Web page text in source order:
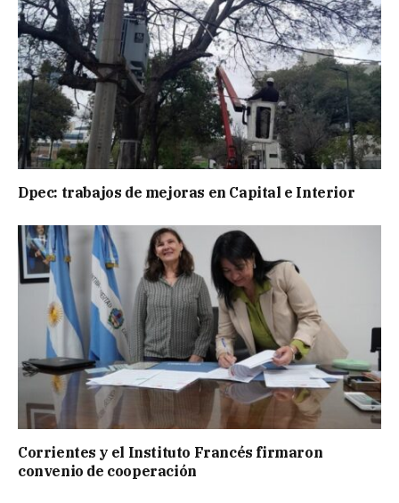
Dpec: trabajos de mejoras en Capital e Interior
Corrientes y el Instituto Francés firmaron
convenio de cooperación